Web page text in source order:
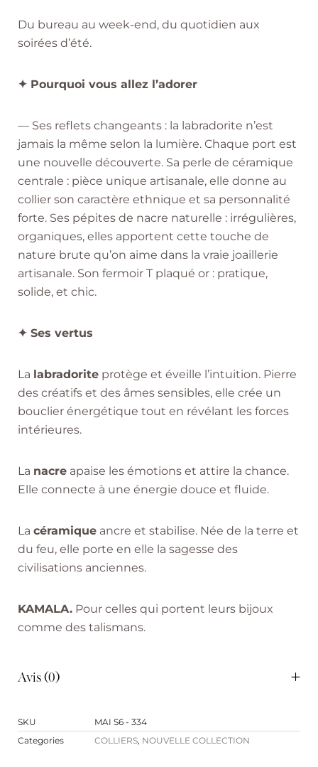
Du bureau au week-end, du quotidien aux
soirées d’été.
✦ Pourquoi vous allez l’adorer
— Ses reflets changeants : la labradorite n’est
jamais la même selon la lumière. Chaque port est
une nouvelle découverte. Sa perle de céramique
centrale : pièce unique artisanale, elle donne au
collier son caractère ethnique et sa personnalité
forte. Ses pépites de nacre naturelle : irrégulières,
organiques, elles apportent cette touche de
nature brute qu’on aime dans la vraie joaillerie
artisanale. Son fermoir T plaqué or : pratique,
solide, et chic.
✦ Ses vertus
La labradorite protège et éveille l’intuition. Pierre
des créatifs et des âmes sensibles, elle crée un
bouclier énergétique tout en révélant les forces
intérieures.
La nacre apaise les émotions et attire la chance.
Elle connecte à une énergie douce et fluide.
La céramique ancre et stabilise. Née de la terre et
du feu, elle porte en elle la sagesse des
civilisations anciennes.
KAMALA. Pour celles qui portent leurs bijoux
comme des talismans.
Avis (0)
SKU
MAI S6 - 334
Categories
COLLIERS, NOUVELLE COLLECTION